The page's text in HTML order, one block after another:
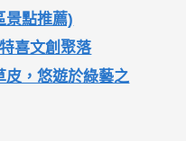
景點推薦)
喜文創聚落
皮，悠遊於綠藝之